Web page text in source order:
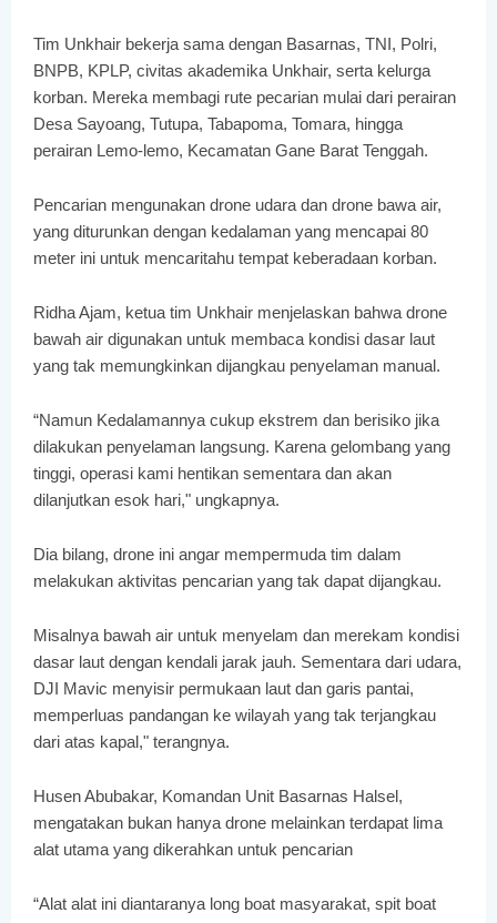
Tim Unkhair bekerja sama dengan Basarnas, TNI, Polri,
BNPB, KPLP, civitas akademika Unkhair, serta kelurga
korban. Mereka membagi rute pecarian mulai dari perairan
Desa Sayoang, Tutupa, Tabapoma, Tomara, hingga
perairan Lemo-lemo, Kecamatan Gane Barat Tenggah.
Pencarian mengunakan drone udara dan drone bawa air,
yang diturunkan dengan kedalaman yang mencapai 80
meter ini untuk mencaritahu tempat keberadaan korban.
Ridha Ajam, ketua tim Unkhair menjelaskan bahwa drone
bawah air digunakan untuk membaca kondisi dasar laut
yang tak memungkinkan dijangkau penyelaman manual.
“Namun Kedalamannya cukup ekstrem dan berisiko jika
dilakukan penyelaman langsung. Karena gelombang yang
tinggi, operasi kami hentikan sementara dan akan
dilanjutkan esok hari," ungkapnya.
Dia bilang, drone ini angar mempermuda tim dalam
melakukan aktivitas pencarian yang tak dapat dijangkau.
Misalnya bawah air untuk menyelam dan merekam kondisi
dasar laut dengan kendali jarak jauh. Sementara dari udara,
DJI Mavic menyisir permukaan laut dan garis pantai,
memperluas pandangan ke wilayah yang tak terjangkau
dari atas kapal," terangnya.
Husen Abubakar, Komandan Unit Basarnas Halsel,
mengatakan bukan hanya drone melainkan terdapat lima
alat utama yang dikerahkan untuk pencarian
“Alat alat ini diantaranya long boat masyarakat, spit boat